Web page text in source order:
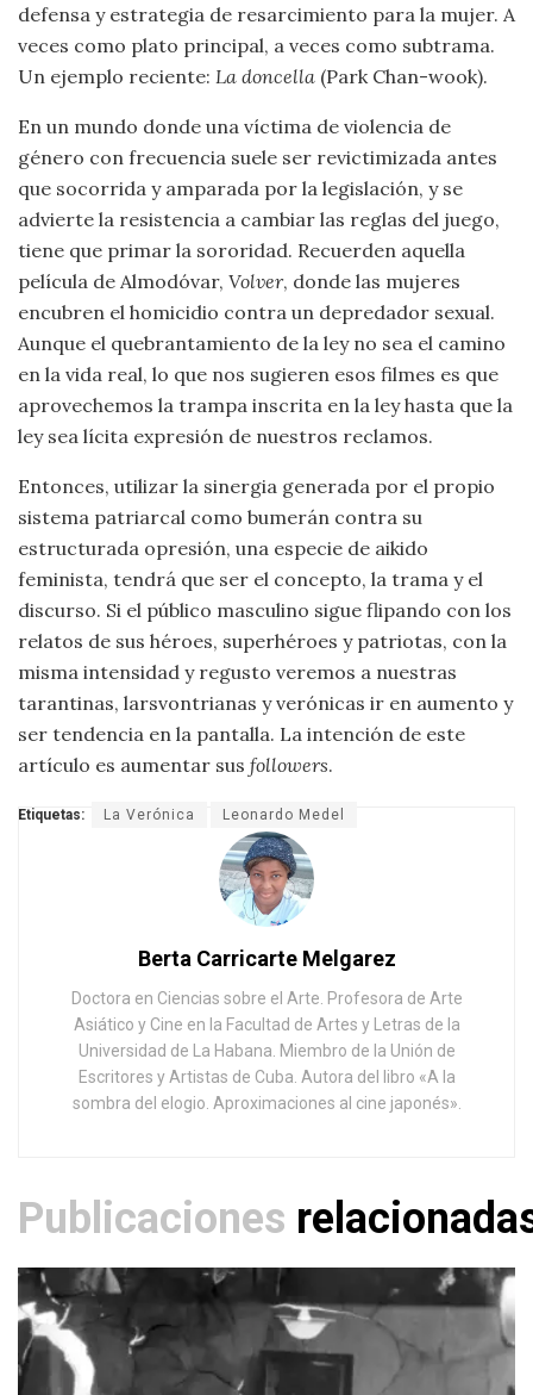
defensa y estrategia de resarcimiento para la mujer. A
veces como plato principal, a veces como subtrama.
Un ejemplo reciente: La doncella (Park Chan-wook).
En un mundo donde una víctima de violencia de
género con frecuencia suele ser revictimizada antes
que socorrida y amparada por la legislación, y se
advierte la resistencia a cambiar las reglas del juego,
tiene que primar la sororidad. Recuerden aquella
película de Almodóvar, Volver, donde las mujeres
encubren el homicidio contra un depredador sexual.
Aunque el quebrantamiento de la ley no sea el camino
en la vida real, lo que nos sugieren esos filmes es que
aprovechemos la trampa inscrita en la ley hasta que la
ley sea lícita expresión de nuestros reclamos.
Entonces, utilizar la sinergia generada por el propio
sistema patriarcal como bumerán contra su
estructurada opresión, una especie de aikido
feminista, tendrá que ser el concepto, la trama y el
discurso. Si el público masculino sigue flipando con los
relatos de sus héroes, superhéroes y patriotas, con la
misma intensidad y regusto veremos a nuestras
tarantinas, larsvontrianas y verónicas ir en aumento y
ser tendencia en la pantalla. La intención de este
artículo es aumentar sus followers.
Etiquetas: La Verónica Leonardo Medel
Berta Carricarte Melgarez
Doctora en Ciencias sobre el Arte. Profesora de Arte
Asiático y Cine en la Facultad de Artes y Letras de la
Universidad de La Habana. Miembro de la Unión de
Escritores y Artistas de Cuba. Autora del libro «A la
sombra del elogio. Aproximaciones al cine japonés».
Publicaciones